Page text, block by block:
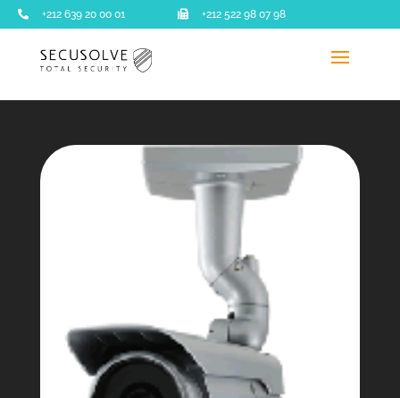
 +212 639 20 00 01  +212 522 98 07 98